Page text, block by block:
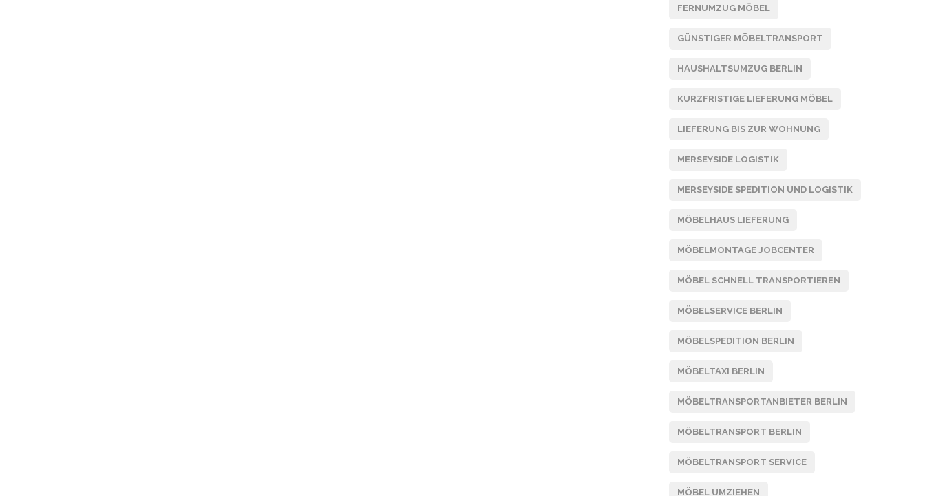
FERNUMZUG MÖBEL
GÜNSTIGER MÖBELTRANSPORT
HAUSHALTSUMZUG BERLIN
KURZFRISTIGE LIEFERUNG MÖBEL
LIEFERUNG BIS ZUR WOHNUNG
MERSEYSIDE LOGISTIK
MERSEYSIDE SPEDITION UND LOGISTIK
MÖBELHAUS LIEFERUNG
MÖBELMONTAGE JOBCENTER
MÖBEL SCHNELL TRANSPORTIEREN
MÖBELSERVICE BERLIN
MÖBELSPEDITION BERLIN
MÖBELTAXI BERLIN
MÖBELTRANSPORTANBIETER BERLIN
MÖBELTRANSPORT BERLIN
MÖBELTRANSPORT SERVICE
MÖBEL UMZIEHEN